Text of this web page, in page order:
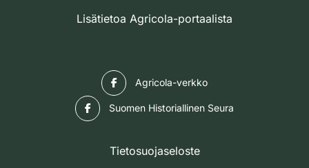
Lisätietoa Agricola-portaalista
Agricola-verkko
Suomen Historiallinen Seura
Tietosuojaseloste